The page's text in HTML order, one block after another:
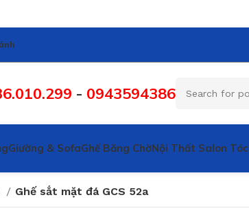
- 0943594386
Giường & SofaGhế Băng ChờNội Thất Salon Tóc
Ghế sắt mặt đá GCS 52a